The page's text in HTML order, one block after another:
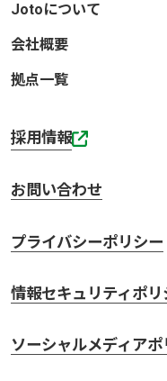
Jotoについて
会社概要
拠点一覧
採用情報
お問い合わせ
プライバシーポリシー
情報セキュリティポリ
ソーシャルメディアポ